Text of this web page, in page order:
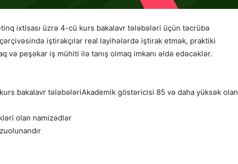
ixtisası üzrə 4-cü kurs bakalavr tələbələri üçün təcrübə
iştirakçılar real layihələrdə iştirak etmək, praktiki
və peşəkar iş mühiti ilə tanış olmaq imkanı əldə edəcəklər.
bakalavr tələbələriAkademik göstəricisi 85 və daha yüksək olan
olan namizədlər